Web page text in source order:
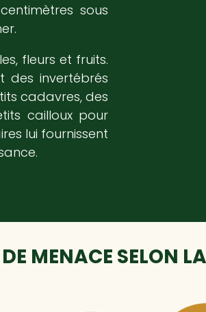
sous
fleurs et fruits.
des invertébrés
cadavres, des
cailloux pour
lui fournissent
MENACE SELON